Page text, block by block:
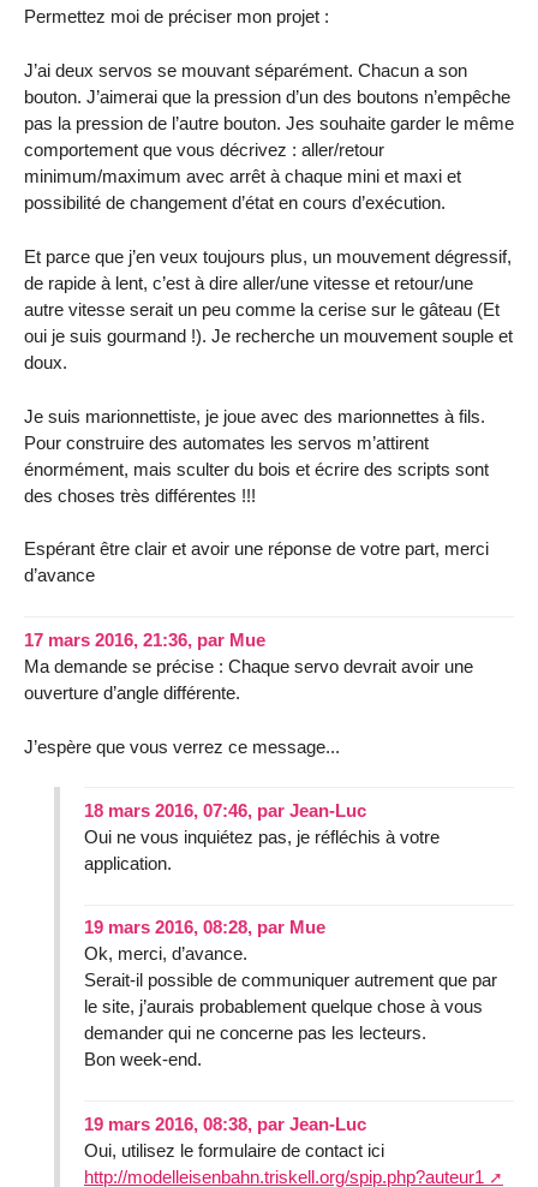
Permettez moi de préciser mon projet :
J’ai deux servos se mouvant séparément. Chacun a son
bouton. J’aimerai que la pression d’un des boutons n’empêche
pas la pression de l’autre bouton. Jes souhaite garder le même
comportement que vous décrivez : aller/retour
minimum/maximum avec arrêt à chaque mini et maxi et
possibilité de changement d’état en cours d’exécution.
Et parce que j’en veux toujours plus, un mouvement dégressif,
de rapide à lent, c’est à dire aller/une vitesse et retour/une
autre vitesse serait un peu comme la cerise sur le gâteau (Et
oui je suis gourmand !). Je recherche un mouvement souple et
doux.
Je suis marionnettiste, je joue avec des marionnettes à fils.
Pour construire des automates les servos m’attirent
énormément, mais sculter du bois et écrire des scripts sont
des choses très différentes !!!
Espérant être clair et avoir une réponse de votre part, merci
d’avance
17 mars 2016, 21:36, par Mue
Ma demande se précise : Chaque servo devrait avoir une
ouverture d’angle différente.
J’espère que vous verrez ce message...
18 mars 2016, 07:46, par Jean-Luc
Oui ne vous inquiétez pas, je réfléchis à votre
application.
19 mars 2016, 08:28, par Mue
Ok, merci, d’avance.
Serait-il possible de communiquer autrement que par
le site, j’aurais probablement quelque chose à vous
demander qui ne concerne pas les lecteurs.
Bon week-end.
19 mars 2016, 08:38, par Jean-Luc
Oui, utilisez le formulaire de contact ici
http://modelleisenbahn.triskell.org/spip.php?auteur1